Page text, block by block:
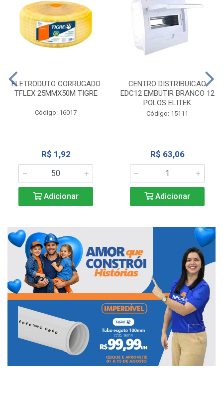
ELETRODUTO CORRUGADO
TFLEX 25MMX50M TIGRE
Código: 16017
R$ 1,92
Adicionar
CENTRO DISTRIBUICAO
EDC12 EMBUTIR BRANCO 12
POLOS ELITEK
Código: 15111
R$ 63,06
Adicionar